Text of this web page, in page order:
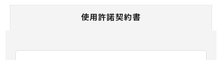
使用許諾契約書